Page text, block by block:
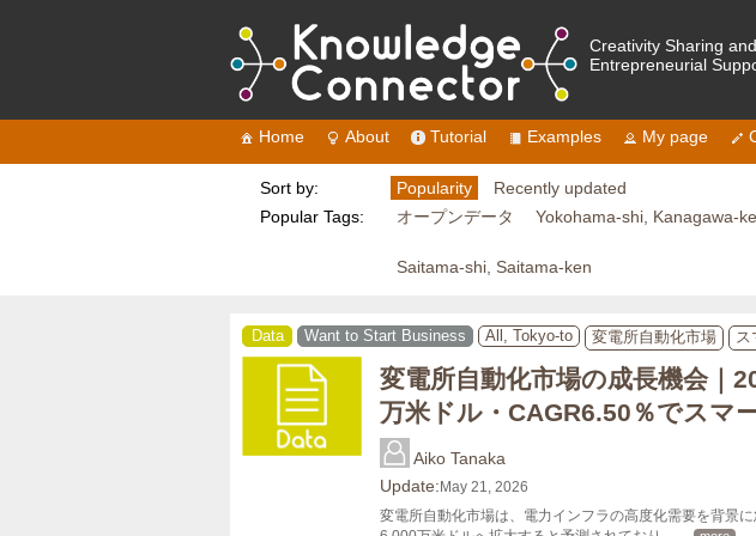
Creativity Sharing and
Entrepreneurial
Home About Tutorial Examples My page
Sort by: Popularity
Recently updated
Popular Tags:
オープンデータ Yokohama-shi, Kanagawa-
Saitama-shi, Saitama-ken
Data Want to Start Business All, Tokyo-to 変電所自動化市場 ス
変電所自動化市場の成長機会｜
万米ドル・CAGR6.50％でスマ
Aiko Tanaka
Update: May 21, 2026
変電所自動化市場は、電力インフラの高度化需要を背景